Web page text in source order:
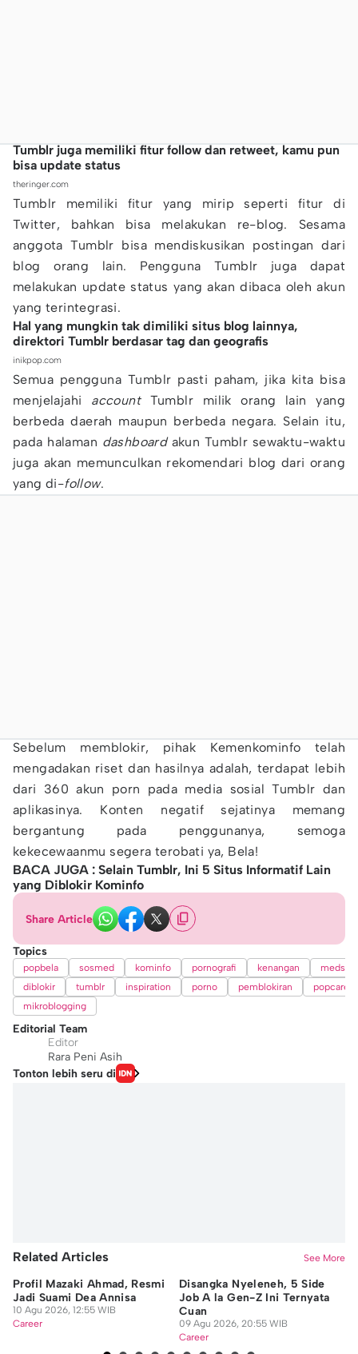
Tumblr juga memiliki fitur follow dan retweet, kamu pun
bisa update status
theringer.com
Tumblr memiliki fitur yang mirip seperti fitur di
Twitter, bahkan bisa melakukan re-blog. Sesama
anggota Tumblr bisa mendiskusikan postingan dari
blog orang lain. Pengguna Tumblr juga dapat
melakukan update status yang akan dibaca oleh akun
yang terintegrasi.
Hal yang mungkin tak dimiliki situs blog lainnya,
direktori Tumblr berdasar tag dan geografis
inikpop.com
Semua pengguna Tumblr pasti paham, jika kita bisa
menjelajahi accountTumblr milik orang lain yang
berbeda daerah maupun berbeda negara. Selain itu,
pada halaman dashboard akun Tumblr sewaktu-waktu
juga akan memunculkan rekomendari blog dari orang
yang di-follow.
Sebelum memblokir, pihak Kemenkominfo telah
mengadakan riset dan hasilnya adalah, terdapat lebih
dari 360 akun porn pada media sosial Tumblr dan
aplikasinya. Konten negatif sejatinya memang
bergantung pada penggunanya, semoga
kekecewaanmu segera terobati ya, Bela!
BACA JUGA : Selain Tumblr, Ini 5 Situs Informatif Lain
yang Diblokir Kominfo
Share Article
Topics
popbela sosmed kominfo pornografi kenangan
medsos
diblokir
tumblr inspiration porno pemblokiran
popcareer
mikroblogging
Editorial Team
Editor
Rara Peni Asih
Tonton lebih seru di
Related Articles See More
Profil Mazaki Ahmad, Resmi
Jadi Suami Dea Annisa
10 Agu 2026, 12:55 WIB
Career
Disangka Nyeleneh, 5 Side
Job A la Gen-Z Ini Ternyata
Cuan
09 Agu 2026, 20:55 WIB
Career